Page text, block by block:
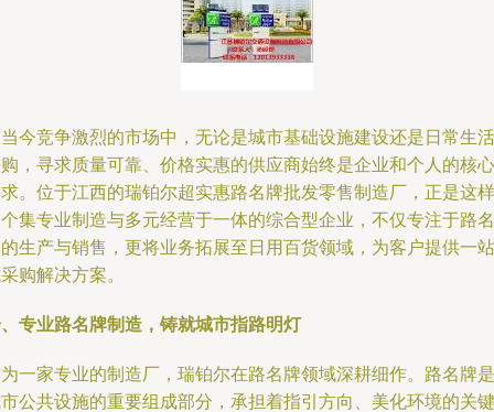
今竞争激烈的市场中，无论是城市基础设施建设还是日常生活
，寻求质量可靠、价格实惠的供应商始终是企业和个人的核心
。位于江西的瑞铂尔超实惠路名牌批发零售制造厂，正是这样
集专业制造与多元经营于一体的综合型企业，不仅专注于路名
生产与销售，更将业务拓展至日用百货领域，为客户提供一站
购解决方案。
专业路名牌制造，铸就城市指路明灯
一家专业的制造厂，瑞铂尔在路名牌领域深耕细作。路名牌是
公共设施的重要组成部分，承担着指引方向、美化环境的关键